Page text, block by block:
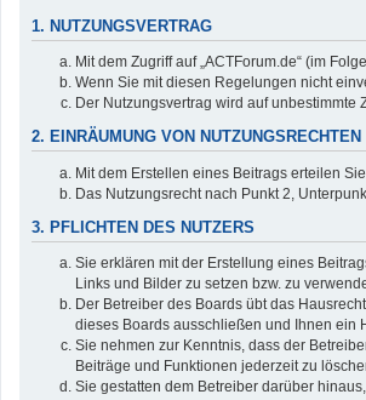
1. NUTZUNGSVERTRAG
Mit dem Zugriff auf „ACTForum.de“ (im
Wenn Sie mit diesen Regelungen nicht
Der Nutzungsvertrag wird auf
2. EINRÄUMUNG VON NUTZUNGSRECHTEN
Mit dem Erstellen eines Beitrags erteilen
Das Nutzungsrecht nach Punkt 2,
3. PFLICHTEN DES NUTZERS
Sie erklären mit der Erstellung eines
Links und Bilder zu setzen bzw. zu
Der Betreiber des Boards übt das
dieses Boards ausschließen und Ihnen ein
Sie nehmen zur Kenntnis, dass der
Beiträge und Funktionen jederzeit zu
Sie gestatten dem Betreiber darüber